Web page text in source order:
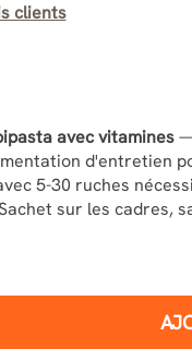
clients
avec vitamines—
d'entretien
5-30 ruches
sur les cadres,